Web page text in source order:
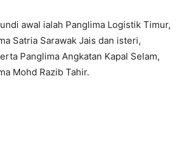
awal ialah Panglima Logistik Timur,
Satria Sarawak Jais dan isteri,
Panglima Angkatan Kapal Selam,
Mohd Razib Tahir.